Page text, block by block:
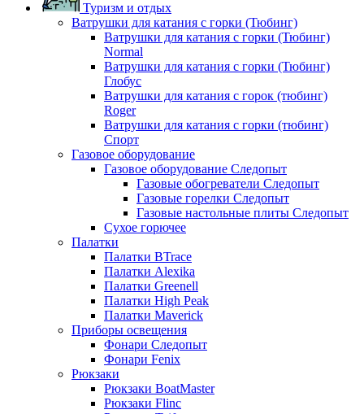
Туризм и отдых
Ватрушки для катания с горки (Тюбинг)
Ватрушки для катания с горки (Тюбинг)
Normal
Ватрушки для катания с горки (Тюбинг)
Глобус
Ватрушки для катания с горок (тюбинг)
Roger
Ватрушки для катания с горки (тюбинг)
Спорт
Газовое оборудование
Газовое оборудование Следопыт
Газовые обогреватели Следопыт
Газовые горелки Следопыт
Газовые настольные плиты Следопыт
Сухое горючее
Палатки
Палатки BTrace
Палатки Alexika
Палатки Greenell
Палатки High Peak
Палатки Maverick
Приборы освещения
Фонари Следопыт
Фонари Fenix
Рюкзаки
Рюкзаки BoatMaster
Рюкзаки Flinc